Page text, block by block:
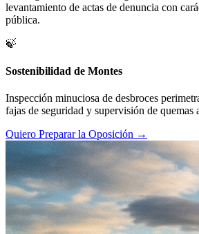
levantamiento de actas de denuncia con
pública.
🍃
Sostenibilidad de Montes
Inspección minuciosa de desbroces
fajas de seguridad y supervisión de quemas
Quiero Preparar la Oposición →